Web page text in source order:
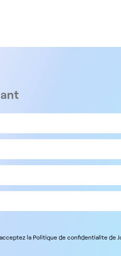
la Politique de confidentialite de